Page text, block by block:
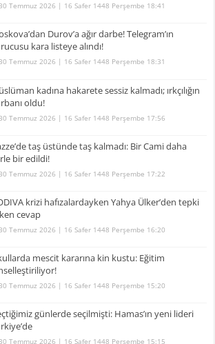
Temmuz 2026 | 16 Safer 1448 Perşembe 18:41
Durov’a ağır darbe! Telegram’ın
kara listeye alındı!
Temmuz 2026 | 16 Safer 1448 Perşembe 18:31
kadına hakarete sessiz kalmadı; ırkçılığın
oldu!
30 Temmuz 2026 | 16 Safer 1448 Perşembe 17:56
taş üstünde taş kalmadı: Bir Cami daha
bir edildi!
30 Temmuz 2026 | 16 Safer 1448 Perşembe 17:22
krizi hafızalardayken Yahya Ülker’den tepki
cevap
Temmuz 2026 | 16 Safer 1448 Perşembe 16:20
mescit kararına kin kustu: Eğitim
Temmuz 2026 | 16 Safer 1448 Perşembe 15:20
günlerde seçilmişti: Hamas’ın yeni lideri
Temmuz 2026 | 16 Safer 1448 Perşembe 15:15